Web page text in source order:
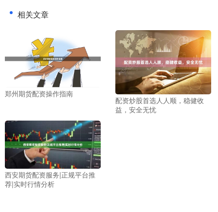
相关文章
郑州期货配资操作指南
配资炒股首选人人顺，稳健收
益，安全无忧
西安期货配资服务|正规平台推
荐|实时行情分析